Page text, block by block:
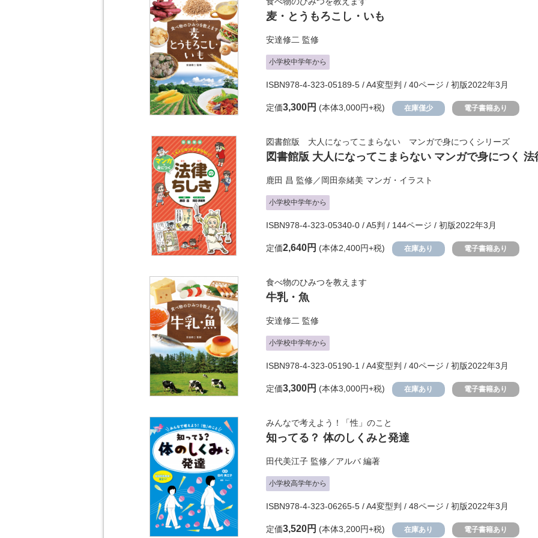
麦・とうもろこし・いも
安達修二 監修
小学校中学年から
ISBN978-4-323-05189-5 / A4変型判 / 40ページ / 初版2022年3月
定価3,300円 (本体3,000円+税) 在庫僅少 電子書籍あり
図書館版 大人になってこまらない マンガで身につくシリーズ
図書館版 大人になってこまらない マンガで身につく 法
鹿田 昌 監修／岡田奈緒美 マンガ・イラスト
小学校中学年から
ISBN978-4-323-05340-0 / A5判 / 144ページ / 初版2022年3月
定価2,640円 (本体2,400円+税) 在庫あり 電子書籍あり
食べ物のひみつを教えます
牛乳・魚
安達修二 監修
小学校中学年から
ISBN978-4-323-05190-1 / A4変型判 / 40ページ / 初版2022年3月
定価3,300円 (本体3,000円+税) 在庫あり 電子書籍あり
みんなで考えよう！「性」のこと
知ってる？ 体のしくみと発達
田代美江子 監修／アルバ編著
小学校高学年から
ISBN978-4-323-06265-5 / A4変型判 / 48ページ / 初版2022年3月
定価3,520円 (本体3,200円+税) 在庫あり 電子書籍あり